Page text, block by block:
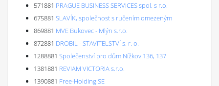
571881 PRAGUE BUSINESS SERVICES spol. s r.o.
675881 SLAVÍK, společnost s ručením omezeným
869881 MVE Bukovec - Mlýn s.r.o.
872881 DROBIL - STAVITELSTVÍ s. r. o.
1288881 Společenství pro dům Nížkov 136, 137
1381881 REVIAM VICTORIA s.r.o.
1390881 Free-Holding SE